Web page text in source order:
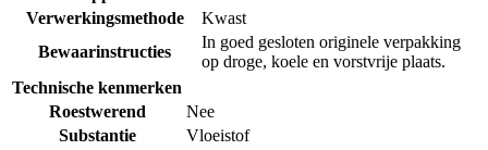
Verwerkingsmethode
Kwast
Bewaarinstructies
In goed gesloten originele verpakking
op droge, koele en vorstvrije plaats.
Technische kenmerken
Roestwerend
Nee
Substantie
Vloeistof